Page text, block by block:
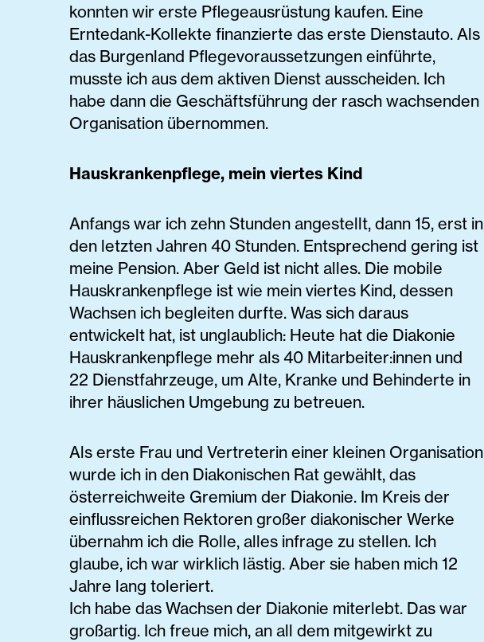
konnten wir erste Pflegeausrüstung kaufen. Eine
Erntedank-Kollekte finanzierte das erste Dienstauto. Als
das Burgenland Pflegevoraussetzungen einführte,
musste ich aus dem aktiven Dienst ausscheiden. Ich
habe dann die Geschäftsführung der rasch wachsenden
Organisation übernommen.
Hauskrankenpflege, mein viertes Kind
Anfangs war ich zehn Stunden angestellt, dann 15, erst in
den letzten Jahren 40 Stunden. Entsprechend gering ist
meine Pension. Aber Geld ist nicht alles. Die mobile
Hauskrankenpflege ist wie mein viertes Kind, dessen
Wachsen ich begleiten durfte. Was sich daraus
entwickelt hat, ist unglaublich: Heute hat die Diakonie
Hauskrankenpflege mehr als 40 Mitarbeiter:innen und
22 Dienstfahrzeuge, um Alte, Kranke und Behinderte in
ihrer häuslichen Umgebung zu betreuen.
Als erste Frau und Vertreterin einer kleinen Organisation
wurde ich in den Diakonischen Rat gewählt, das
österreichweite Gremium der Diakonie. Im Kreis der
einflussreichen Rektoren großer diakonischer Werke
übernahm ich die Rolle, alles infrage zu stellen. Ich
glaube, ich war wirklich lästig. Aber sie haben mich 12
Jahre lang toleriert.
Ich habe das Wachsen der Diakonie miterlebt. Das war
großartig. Ich freue mich, an all dem mitgewirkt zu